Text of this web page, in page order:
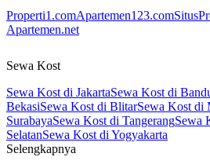
Properti1.comApartemen123.com
Apartemen.net
Sewa Kost
Sewa Kost di JakartaSewa Kost di
BekasiSewa Kost di BlitarSewa Kost di
SurabayaSewa Kost di TangerangSewa
SelatanSewa Kost di Yogyakarta
Selengkapnya